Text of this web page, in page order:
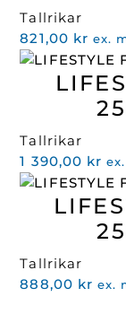
Tallrikar
821,00 kr ex.
Tallrikar
1 390,00 kr
Tallrikar
888,00 kr ex.